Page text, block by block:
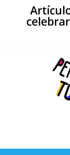
contenido